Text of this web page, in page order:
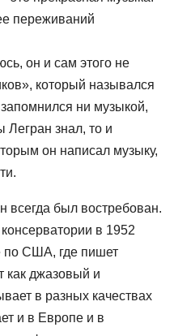
переживаний
он и сам этого не
который назывался
ни музыкой,
Легран знал, то и
он написал музыку,
был востребован.
в 1952
по США, где пишет
как джазовый и
в разных качествах
и в Европе и в